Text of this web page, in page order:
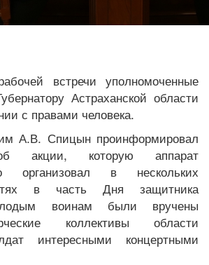
встречи уполномоченные
Астраханской области
с правами человека.
А.В. Спицын проинформировал
акции, которую аппарат
организовал в нескольких
в часть Дня защитника
воинам были вручены
коллективы области
интересными концертными